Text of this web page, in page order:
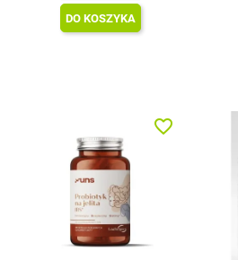
DO KOSZYKA
favorite_border